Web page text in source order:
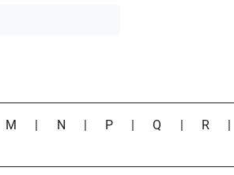
M N P |Q R